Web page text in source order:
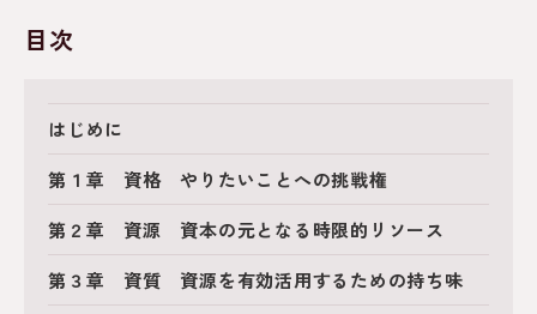
目次
はじめに
第１章 資格 やりたいことへの挑戦権
第２章 資源 資本の元となる時限的リソース
第３章 資質 資源を有効活用するための持ち味